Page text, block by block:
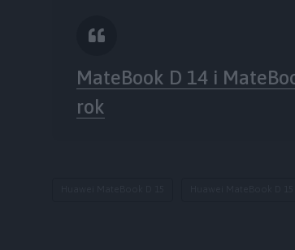
MateBook D 14 i
rok